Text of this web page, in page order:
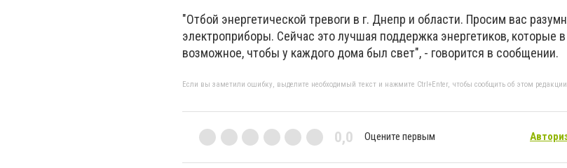
"Отбой энергетической тревоги в г. Днепр и области. Просим вас
электроприборы. Сейчас это лучшая поддержка энергетиков, которые
возможное, чтобы у каждого дома был свет", - говорится в сообщении.
Если вы заметили ошибку, выделите необходимый текст и нажмите Ctrl+Enter, чтобы сообщить об этом редакции
0,0 Оцените первым